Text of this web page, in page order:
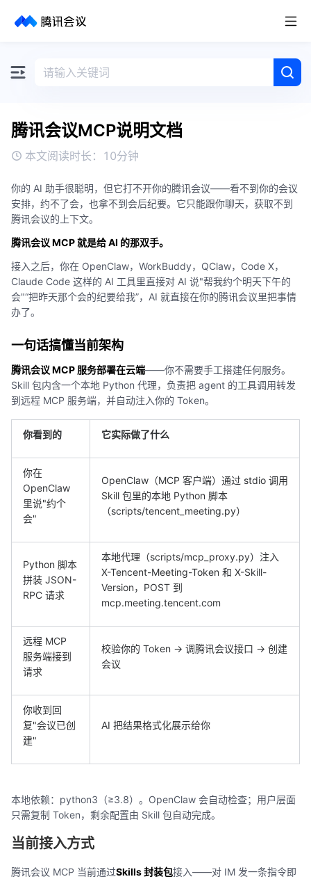
取消
腾讯会议MCP说明文档
本文阅读时长： 10分钟
你的 AI 助手很聪明，但它打不开你的腾讯会议——看不到你的会议
安排，约不了会，也拿不到会后纪要。它只能跟你聊天，获取不到
腾讯会议的上下文。
腾讯会议 MCP 就是给 AI 的那双手。
接入之后，你在 OpenClaw，WorkBuddy，QClaw，Code X，
Claude Code 这样的 AI 工具里直接对 AI 说"帮我约个明天下午的
会"“把昨天那个会的纪要给我”，AI 就直接在你的腾讯会议里把事情
办了。
一句话搞懂当前架构
腾讯会议 MCP 服务部署在云端——你不需要手工搭建任何服务。
Skill 包内含一个本地 Python 代理，负责把 agent 的工具调用转发
到远程 MCP 服务端，并自动注入你的 Token。
你看到的 它实际做了什么
你在
OpenClaw
里说"约个
会"
OpenClaw（MCP 客户端）通过 stdio 调用
Skill 包里的本地 Python 脚本
（scripts/tencent_meeting.py）
Python 脚本
拼装 JSON-
RPC 请求
本地代理（scripts/mcp_proxy.py）注入
X-Tencent-Meeting-Token 和 X-Skill-
Version，POST 到
mcp.meeting.tencent.com
远程 MCP
服务端接到
请求
校验你的 Token → 调腾讯会议接口 → 创建
会议
你收到回
复"会议已创
建"
AI 把结果格式化展示给你
本地依赖：python3（≥3.8）。OpenClaw 会自动检查；用户层面
只需复制 Token，剩余配置由 Skill 包自动完成。
当前接入方式
腾讯会议 MCP 当前通过Skills 封装包接入——对 IM 发一条指令即